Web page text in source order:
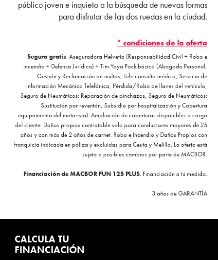
público joven e inquieto a la búsqueda de nuevas formas
para disfrutar de las dos ruedas en la ciudad.
* condiciones de la oferta
Seguro gratis: Aseguradora Helvetia (Responsabilidad Civil + Robo e
incendio + Defensa Jurídica) + Tim Yaya Pack básico (Abogado Personal,
Gestión y Reclamación de multas, Tele consulta médica, Servicio de
información Mecánica Telefónica, Pérdida/Robo de llaves del vehículo,
Seguro de Neumáticos: Reparación de pinchazos, Seguro de Neumáticos:
Sustitución por reventón, Subsidio por hospitalización y Cobertura
equipamiento del motorista). Ampliación de coberturas disponibles a cargo
del cliente. Daños propios contratable solo para conductores mayores de 25
años y con más de 2 años de carnet. Robo e Incendio y Daños Propios con
franquicia indicada en póliza y excluidas para Ceuta y Melilla. La oferta está
sujeta a posibles cambios por parte de MACBOR.
Financiación de MACBOR FUN 125 PLUS. Financiación a tú medida.
3 años deGARANTÍA
CALCULA TU
FINANCIACIÓN